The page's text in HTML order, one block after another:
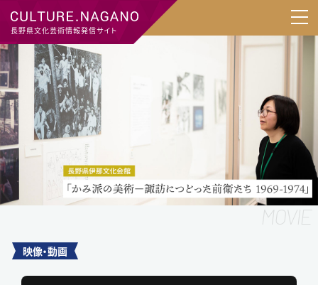
長野県文化芸術情報発信サイト
映像・動画